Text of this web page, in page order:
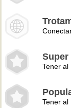
Super
Tener al
Tener al